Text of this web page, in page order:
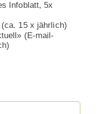
Infoblatt, 5x
15 x jährlich)
(E-mail-